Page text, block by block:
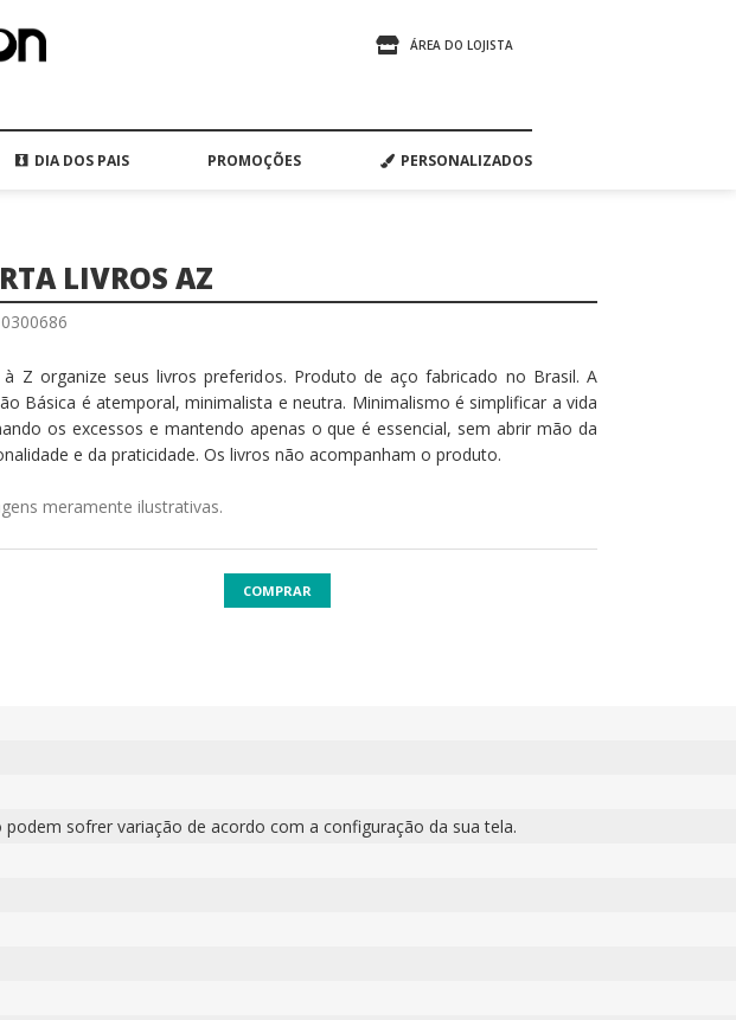
ÁREA DO LOJISTA
DIA DOS PAIS PROMOÇÕES PERSONALIZADOS
LIVROS AZ
Z organize seus livros preferidos. Produto de aço fabricado no Brasil. A
Básica é atemporal, minimalista e neutra. Minimalismo é simplificar a vida
os excessos e mantendo apenas o que é essencial, sem abrir mão da
e da praticidade. Os livros não acompanham o produto.
meramente ilustrativas.
COMPRAR
sofrer variação de acordo com a configuração da sua tela.